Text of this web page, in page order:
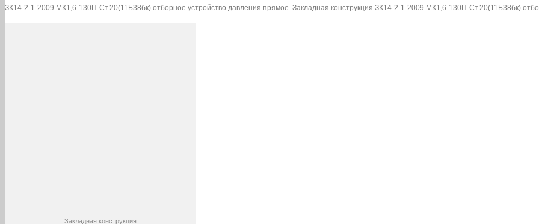
Ст.20(11Б38бк)
ЗК14-2-1-2009 МК1,6-130П-Ст.20(11Б38бк) отборное устройство давления прямое. Закладная конструкция ЗК14-2-1-2009 МК1,6-130П-Ст.20(11Б38бк)
Закладная конструкция